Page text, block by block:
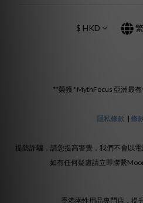
$ HKD
**榮獲 "MythFocus 亞洲最
隱私條款 | 條
提防詐騙，請您提高警覺，我們不會以
如有任何疑慮請立即聯繫
香港兩性用品專門店，提